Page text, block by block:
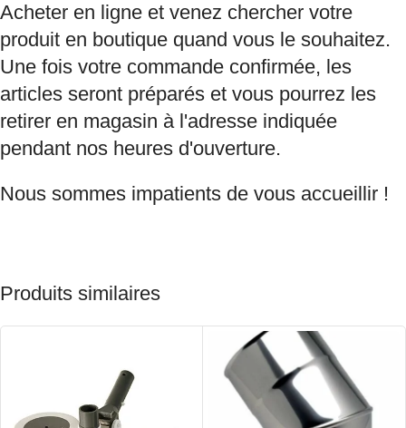
Acheter en ligne et venez chercher votre
produit en boutique quand vous le souhaitez.
Une fois votre commande confirmée, les
articles seront préparés et vous pourrez les
retirer en magasin à l'adresse indiquée
pendant nos heures d'ouverture.
Nous sommes impatients de vous accueillir !
Produits similaires